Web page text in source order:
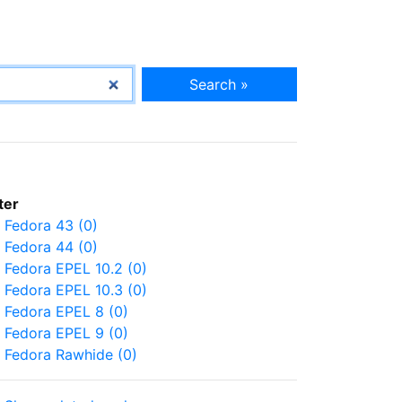
Search »
Fedora 43 (0)
Fedora 44 (0)
Fedora EPEL 10.2 (0)
Fedora EPEL 10.3 (0)
Fedora EPEL 8 (0)
Fedora EPEL 9 (0)
Fedora Rawhide (0)